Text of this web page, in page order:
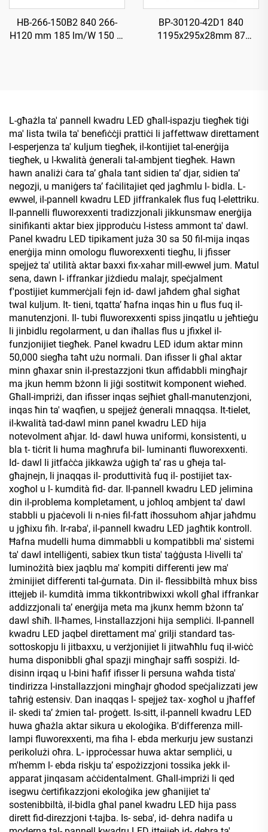
HB-266-150B2 840 266-
H120 mm 185 lm/W 150 W
BP-30120-42D1 840
1195x295x28mm 87
L-għażla ta' pannell kwadru LED għall-ispazju tiegħek tiġi
ma' lista twila ta' benefiċċji prattiċi li jaffettwaw direttament
l-esperjenza ta' kuljum tiegħek, il-kontijiet tal-enerġija
tiegħek, u l-kwalità ġenerali tal-ambjent tiegħek. Hawn
hawn analiżi ċara taʼ għala tant sidien taʼ djar, sidien taʼ
negozji, u maniġers taʼ faċilitajiet qed jagħmlu l- bidla. L-
ewwel, il-pannell kwadru LED jiffrankalek flus fuq l-elettriku.
Il-pannelli fluworexxenti tradizzjonali jikkunsmaw enerġija
sinifikanti aktar biex jipproduċu l-istess ammont ta' dawl.
Panel kwadru LED tipikament juża 30 sa 50 fil-mija inqas
enerġija minn omologu fluworexxenti tiegħu, li jfisser
spejjeż ta' utilità aktar baxxi fix-xahar mill-ewwel jum. Matul
sena, dawn l- iffrankar jiżdiedu malajr, speċjalment
f'postijiet kummerċjali fejn id- dawl jaħdem għal sigħat
twal kuljum. It- tieni, tqattaʼ ħafna inqas ħin u flus fuq il-
manutenzjoni. Il- tubi fluworexxenti spiss jinqatlu u jeħtieġu
li jinbidlu regolarment, u dan iħallas flus u jfixkel il-
funzjonijiet tiegħek. Panel kwadru LED idum aktar minn
50,000 siegħa taħt użu normali. Dan ifisser li għal aktar
minn għaxar snin il-prestazzjoni tkun affidabbli mingħajr
ma jkun hemm bżonn li jiġi sostitwit komponent wieħed.
Għall-impriżi, dan ifisser inqas sejħiet għall-manutenzjoni,
inqas ħin ta' waqfien, u spejjeż ġenerali mnaqqsa. It-tielet,
il-kwalità tad-dawl minn panel kwadru LED hija
notevolment aħjar. Id- dawl huwa uniformi, konsistenti, u
bla t- tiċrit li huma magħrufa bil- luminanti fluworexxenti.
Id- dawl li jitfaċċa jikkawża uġigħ taʼ ras u għeja tal-
għajnejn, li jnaqqas il- produttività fuq il- postijiet tax-
xogħol u l- kumdità fid- dar. Il-pannell kwadru LED jelimina
din il-problema kompletament, u joħloq ambjent ta' dawl
stabbli u pjaċevoli li n-nies fil-fatt iħossuhom aħjar jaħdmu
u jgħixu fih. Ir-raba', il-pannell kwadru LED jagħtik kontroll.
Ħafna mudelli huma dimmabbli u kompatibbli ma' sistemi
ta' dawl intelliġenti, sabiex tkun tista' taġġusta l-livelli ta'
luminożità biex jaqblu ma' kompiti differenti jew ma'
żminijiet differenti tal-ġurnata. Din il- flessibbiltà mhux biss
ittejjeb il- kumdità imma tikkontribwixxi wkoll għal iffrankar
addizzjonali taʼ enerġija meta ma jkunx hemm bżonn taʼ
dawl sħiħ. Il-ħames, l-installazzjoni hija sempliċi. Il-pannell
kwadru LED jaqbel direttament ma' grilji standard tas-
sottoskopju li jitbaxxu, u verżjonijiet li jitwaħħlu fuq il-wiċċ
huma disponibbli għal spazji mingħajr saffi sospiżi. Id-
disinn irqaq u l-bini ħafif ifisser li persuna waħda tista'
tindirizza l-installazzjoni mingħajr għodod speċjalizzati jew
taħriġ estensiv. Dan inaqqas l- spejjeż tax- xogħol u jħaffef
il- skedi taʼ żmien tal- proġett. Is-sitt, il-pannell kwadru LED
huwa għażla aktar sikura u ekoloġika. B'differenza mill-
lampi fluworexxenti, ma fiha l- ebda merkurju jew sustanzi
perikolużi oħra. L- ipproċessar huwa aktar sempliċi, u
m'hemm l- ebda riskju taʼ espożizzjoni tossika jekk il-
apparat jinqasam aċċidentalment. Għall-impriżi li qed
isegwu ċertifikazzjoni ekoloġika jew għanijiet ta'
sostenibbiltà, il-bidla għal panel kwadru LED hija pass
dirett fid-direzzjoni t-tajba. Is- seba', id- dehra nadifa u